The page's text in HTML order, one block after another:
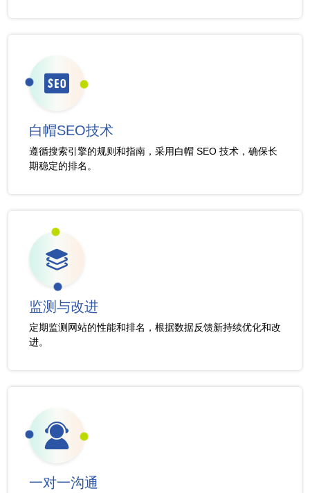
白帽SEO技术
遵循搜索引擎的规则和指南，采用白帽 SEO 技术，确保长
期稳定的排名。
监测与改进
定期监测网站的性能和排名，根据数据反馈新持续优化和改
进。
一对一沟通